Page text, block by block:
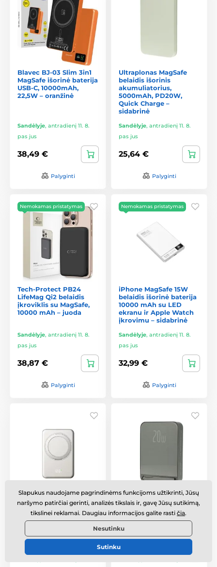
Blavec BJ-03 Slim 3in1
MagSafe išorinė baterija
USB-C, 10000mAh,
22,5W – oranžinė
Sandėlyje, antradienį 11. 8.
pas jus
38,49 €
Palyginti
Ultraplonas MagSafe
belaidis išorinis
akumuliatorius,
5000mAh, PD20W,
Quick Charge –
sidabrinė
Sandėlyje, antradienį 11. 8.
pas jus
25,64 €
Palyginti
Nemokamas pristatymas
Tech-Protect PB24
LifeMag Qi2 belaidis
įkroviklis su MagSafe,
10000 mAh – juoda
Sandėlyje, antradienį 11. 8.
pas jus
38,87 €
Palyginti
Nemokamas pristatymas
iPhone MagSafe 15W
belaidis išorinė baterija
10000 mAh su LED
ekranu ir Apple Watch
įkrovimu – sidabrinė
Sandėlyje, antradienį 11. 8.
pas jus
32,99 €
Palyginti
iPhone nešiojamas
įkroviklis (powerbank)
– UltraThin MagSafe
5000 mAh su
PD20W + 15W belaidis –
Metalinė MagSafe
belaidė išorinė baterija
su stovu, 5000mAh,
PD20W – pilka
Slapukus naudojame pagrindinėms funkcijoms užtikrinti, Jūsų
naršymo patirčiai gerinti, analizės tikslais ir, gavę Jūsų sutikimą,
tikslinei reklamai. Daugiau informacijos galite rasti čia.
Nesutinku
Sutinku